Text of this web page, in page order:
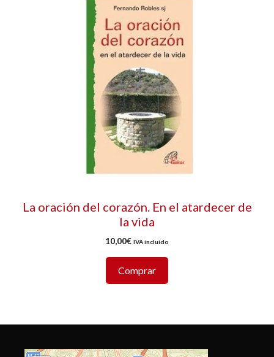
La oración del corazón. En el atardecer de
la vida
10,00€ IVA incluido
Comprar